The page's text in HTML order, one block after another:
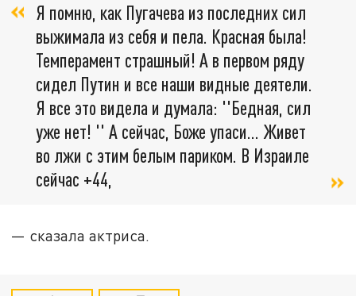
Я помню, как Пугачева из последних сил
выжимала из себя и пела. Красная была!
Темперамент страшный! А в первом ряду
сидел Путин и все наши видные деятели.
Я все это видела и думала: ''Бедная, сил
уже нет! '' А сейчас, Боже упаси… Живет
во лжи с этим белым париком. В Израиле
сейчас +44,
— сказала актриса.